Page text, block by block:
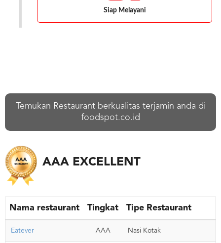
Siap Melayani
Temukan Restaurant berkualitas terjamin anda di
foodspot.co.id
AAA EXCELLENT
Nama restaurant Tingkat Tipe Restaurant
Eatever AAA Nasi Kotak